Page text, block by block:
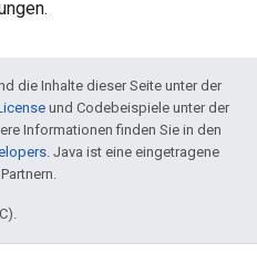
die Inhalte dieser Seite unter der
und Codebeispiele unter der
Informationen finden Sie in den
. Java ist eine eingetragene